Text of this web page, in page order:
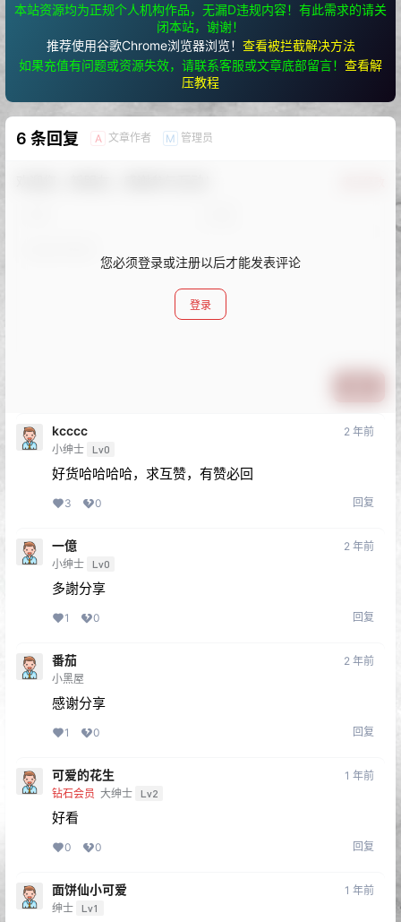
本站资源均为正规个人机构作品，无漏D违规内容！有此需求的请关
闭本站，谢谢！
推荐使用谷歌Chrome浏览器浏览！ 查看被拦截解决方法
如果充值有问题或资源失效，请联系客服或文章底部留言！ 查看解
压教程
6 条回复 A 文章作者 M 管理员
您必须登录或注册以后才能发表评论
登录
kcccc
小绅士 Lv0
2 年前
好货哈哈哈哈，求互赞，有赞必回
3 0 回复
一億
小绅士 Lv0
2 年前
多謝分享
1 0 回复
番茄
小黑屋
2 年前
感谢分享
1 0 回复
可爱的花生
钻石会员 大绅士 Lv2
1 年前
好看
0 0 回复
面饼仙小可爱
绅士 Lv1
1 年前